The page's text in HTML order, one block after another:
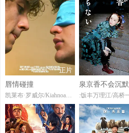
正片
唇情碰撞
凯莱布·罗威尔/KiahnoaSaucedo
泉京香不会沉默